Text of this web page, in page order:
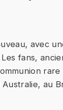
avec
fans,
rare
au